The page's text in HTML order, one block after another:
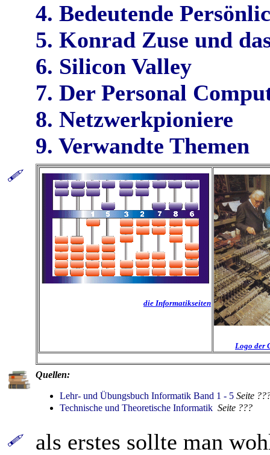
4. Bedeutende
5. Konrad Zuse und
6. Silicon Valley
7. Der Personal
8. Netzwerkpioniere
9. Verwandte Themen
die Informatikseiten
Logo der
Quellen:
Lehr- und Übungsbuch Informatik Band 1 - 5 Seite
Technische und Theoretische Informatik Seite ???
als erstes sollte man